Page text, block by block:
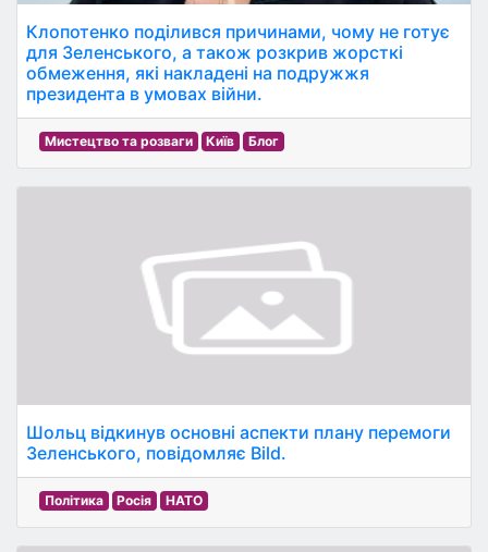
Клопотенко поділився причинами, чому не готує
для Зеленського, а також розкрив жорсткі
обмеження, які накладені на подружжя
президента в умовах війни.
Мистецтво та розваги Київ Блог
Шольц відкинув основні аспекти плану перемоги
Зеленського, повідомляє Bild.
Політика Росія НАТО